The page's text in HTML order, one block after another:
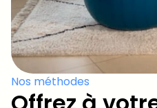
Nos méthodes